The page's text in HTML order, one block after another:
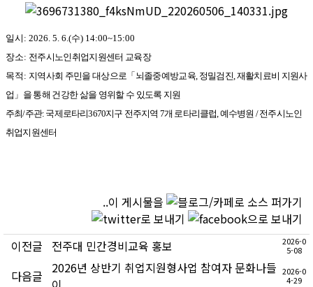
일시 : 2026. 5. 6.(수) 14:00~15:00
장소: 전주시노인취업지원센터 교육장
목적 : 지역사회 주민을 대상으로 「 뇌졸중예방교육, 정밀검진,재활치료비 지원사
업 」 을 통해 건강한 삶을 영위할 수 있도록 지원
주최/주관: 국제로타리3670지구 전주지역 7개 로타리클럽,예수병원 /전주시노인
취업지원센터
..이 게시물을
이전글 전주대 민간경비교육 홍보
2026-0
5-08
다음글
2026년 상반기 취업지원형사업 참여자 문화나들 2026-0
4-29